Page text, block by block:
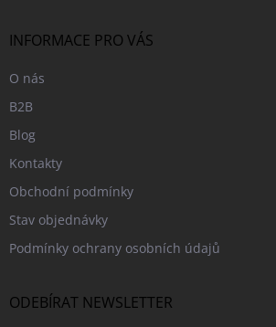
INFORMACE PRO VÁS
O nás
B2B
Blog
Kontakty
Obchodní podmínky
Stav objednávky
Podmínky ochrany osobních údajů
ODEBÍRAT NEWSLETTER